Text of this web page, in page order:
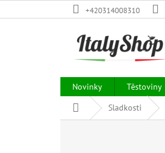
na
+420314008310
Novinky Těstoviny
Domů
Sladkosti